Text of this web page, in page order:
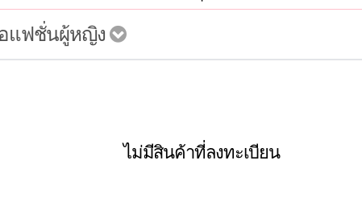
แฟชั่นผู้หญิง
ไม่มีสินค้าที่ลงทะเบียน